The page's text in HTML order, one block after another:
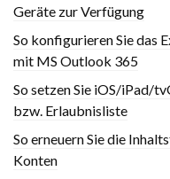
Geräte zur Verfügung
So konfigurieren Sie das
mit MS Outlook 365
So setzen Sie iOS/iPad/
bzw. Erlaubnisliste
So erneuern Sie die
Konten